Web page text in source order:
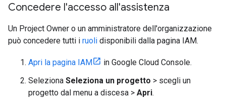
Concedere l'accesso all'assistenza
Un Project Owner o un amministratore dell'organizzazione
può concedere tutti i ruoli disponibili dalla pagina IAM.
Apri la pagina IAM
in Google Cloud Console.
Seleziona Seleziona un progetto > scegli un
progetto dal menu a discesa > Apri.